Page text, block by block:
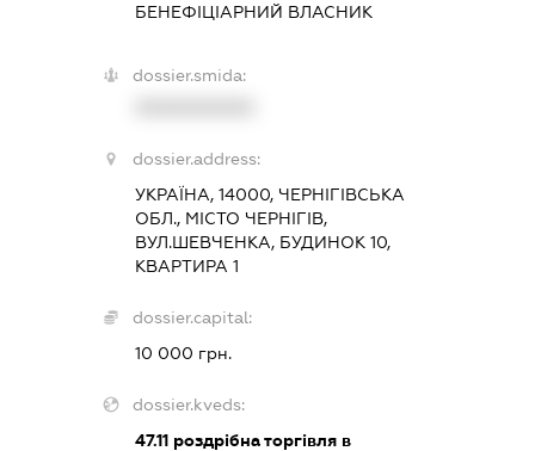
БЕНЕФІЦІАРНИЙ ВЛАСНИК
dossier.smida:
dossier.address:
УКРАЇНА, 14000, ЧЕРНІГІВСЬКА
ОБЛ., МІСТО ЧЕРНІГІВ,
ВУЛ.ШЕВЧЕНКА, БУДИНОК 10,
КВАРТИРА 1
dossier.capital:
10 000 грн.
dossier.kveds:
47.11роздрібна торгівля в